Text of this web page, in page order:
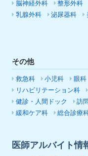
脳神経外科
整形外科
乳腺外科
泌尿器科
その他
救急科 小児科 眼科
リハビリテーション科
健診・人間ドック
訪
緩和ケア科
総合診療
医師アルバイト情